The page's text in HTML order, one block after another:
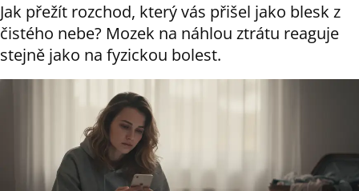
Jak přežít rozchod, který vás přišel jako blesk z
čistého nebe? Mozek na náhlou ztrátu reaguje
stejně jako na fyzickou bolest.